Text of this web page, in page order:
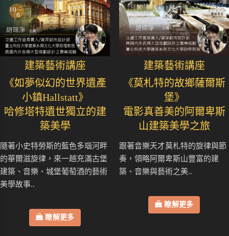
建築藝術講座
《如夢似幻的世界遺產
小鎮Hallstatt》
哈修塔特遺世獨立的建
築美學
隨著小史特勞斯的藍色多瑙河畔
的華爾滋旋律，來一趟充滿古堡
建築、音樂、城堡葡萄酒的藝術
美學故事..
瞭解更多
建築藝術講座
《莫札特的故鄉薩爾斯
堡》
電影真善美的阿爾卑斯
山建築美學之旅
跟著音樂天才莫札特的旋律與節
奏，領略阿爾卑斯山豐富的建
築、音樂與藝術之美..
瞭解更多